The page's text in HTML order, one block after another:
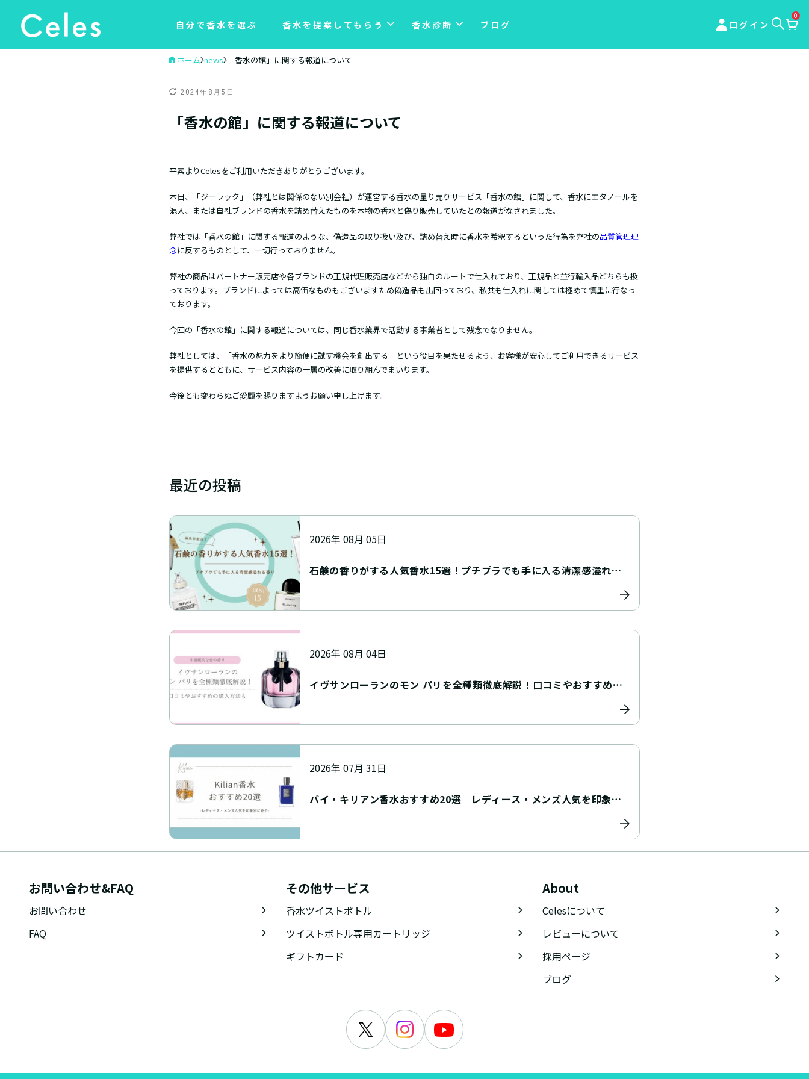
自分で香水を選ぶ 香水を提案してもらう 香水診断 ブログ ログイン
0
ホーム news 「香水の館」に関する報道について
2024年8月5日
「香水の館」に関する報道について
平素よりCelesをご利用いただきありがとうございます。
本日、「ジーラック」（弊社とは関係のない別会社）が運営する香水の量り売りサービス「香水の館」に関して、香水にエタノールを
混入、または自社ブランドの香水を詰め替えたものを本物の香水と偽り販売していたとの報道がなされました。
弊社では「香水の館」に関する報道のような、偽造品の取り扱い及び、詰め替え時に香水を希釈するといった行為を弊社の品質管理理
念に反するものとして、一切行っておりません。
弊社の商品はパートナー販売店や各ブランドの正規代理販売店などから独自のルートで仕入れており、正規品と並行輸入品どちらも扱
っております。ブランドによっては高価なものもございますため偽造品も出回っており、私共も仕入れに関しては極めて慎重に行なっ
ております。
今回の「香水の館」に関する報道については、同じ香水業界で活動する事業者として残念でなりません。
弊社としては、「香水の魅力をより簡便に試す機会を創出する」という役目を果たせるよう、お客様が安心してご利用できるサービス
を提供するとともに、サービス内容の一層の改善に取り組んでまいります。
今後とも変わらぬご愛顧を賜りますようお願い申し上げます。
最近の投稿
2026年 08月 05日
石鹸の香りがする人気香水15選！プチプラでも手に入る清潔感溢れる
2026年 08月 04日
イヴサンローランのモン パリを全種類徹底解説！口コミやおすすめの
2026年 07月 31日
バイ・キリアン香水おすすめ20選｜レディース・メンズ人気を印象別
お問い合わせ&FAQ
お問い合わせ
FAQ
その他サービス
香水ツイストボトル
ツイストボトル専用カートリッジ
ギフトカード
About
Celesについて
レビューについて
採用ページ
ブログ